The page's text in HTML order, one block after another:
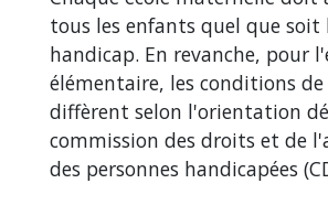
tous les enfants quel que soit
handicap. En revanche, pour
élémentaire, les conditions
diffèrent selon l'orientation
commission des droits et de
des personnes handicapées